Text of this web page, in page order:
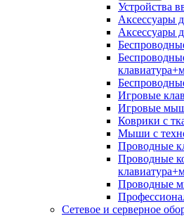
Устройства
Аксессуары
Аксессуары
Игровые
Игровые
Коврики с
Мыши с
Проводные
Проводные
Проводные
Сетевое и серверное